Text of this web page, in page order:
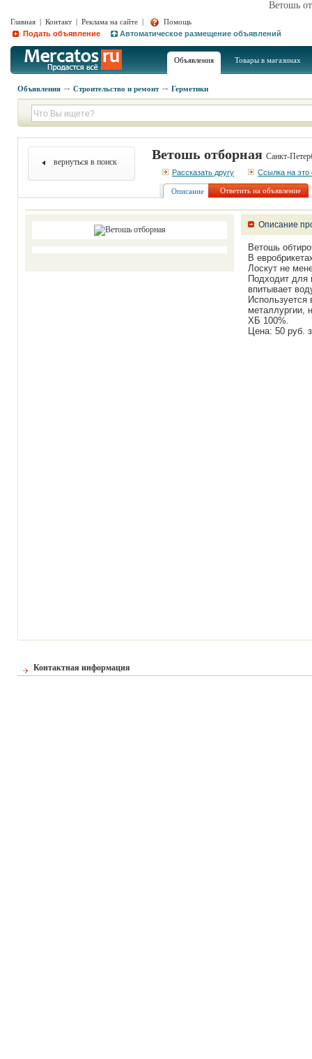
Ветошь
Главная | Контакт | Реклама на сайте |
Помощь
Подать объявление
Автоматическое размещение объявлений
Объявления Товары в магазинах
Объявления Строительство и ремонт Герметики
вернуться в поиск Ветошь отборная Санкт-
Рассказать другу Ссылка на это
Описание Ответить на объявление
Описание
Ветошь
В
Лоскут не
Подходит для
впитывает
Используется
металлургии,
ХБ 100%.
Цена: 50 руб.
Контактная информация